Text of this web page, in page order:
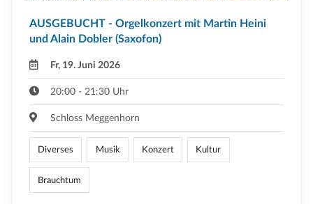
AUSGEBUCHT - Orgelkonzert mit Martin Heini
und Alain Dobler (Saxofon)
Fr, 19. Juni 2026
20:00 - 21:30 Uhr
Schloss Meggenhorn
Diverses Musik Konzert Kultur
Brauchtum